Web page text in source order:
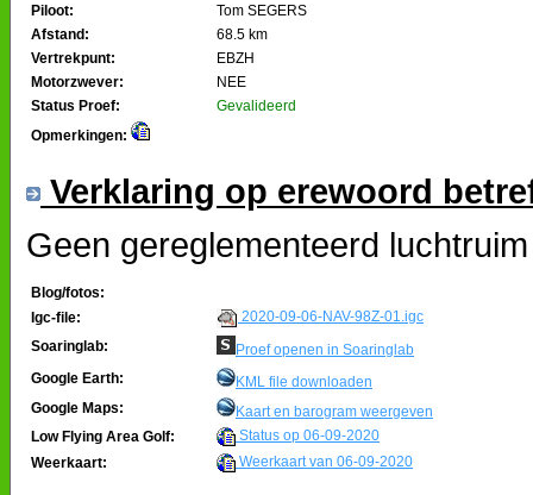
Piloot:
Tom SEGERS
Afstand:
68.5 km
Vertrekpunt:
EBZH
Motorzwever:
NEE
Status Proef:
Gevalideerd
Opmerkingen:
Verklaring op erewoord
Geen gereglementeerd
Blog/fotos:
Igc-file:
2020-09-06-NAV-98Z-01.igc
Soaringlab:
Proef openen in Soaringlab
Google Earth:
KML file downloaden
Google Maps:
Kaart en barogram weergeven
Low Flying Area Golf:
Status op 06-09-2020
Weerkaart:
Weerkaart van 06-09-2020